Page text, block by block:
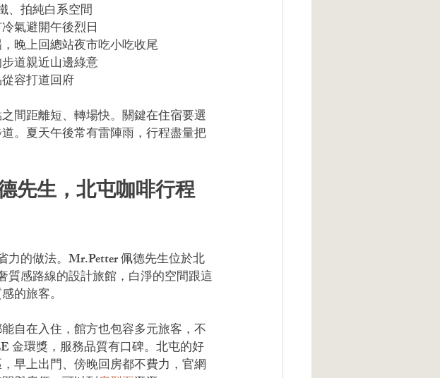
、拍純白系空間
氣避開午後烈日
晚上回總站夜市吃小吃收尾
道親近山邊綠意
容打道回府
間距離短、轉場快。關鍵在住宿要選
。夏天午後常有雷陣雨，行程盡量把
先生，北屯咖啡行程
力的做法。Mr.Petter 佩德先生位於北
質感路線的設計旅館，白淨的空間跟這
的旅客。
自在入住，館方也包容多元旅客，不
金環獎，服務品質有口碑。北屯的好
早上出門、傍晚回房都不費力，官網